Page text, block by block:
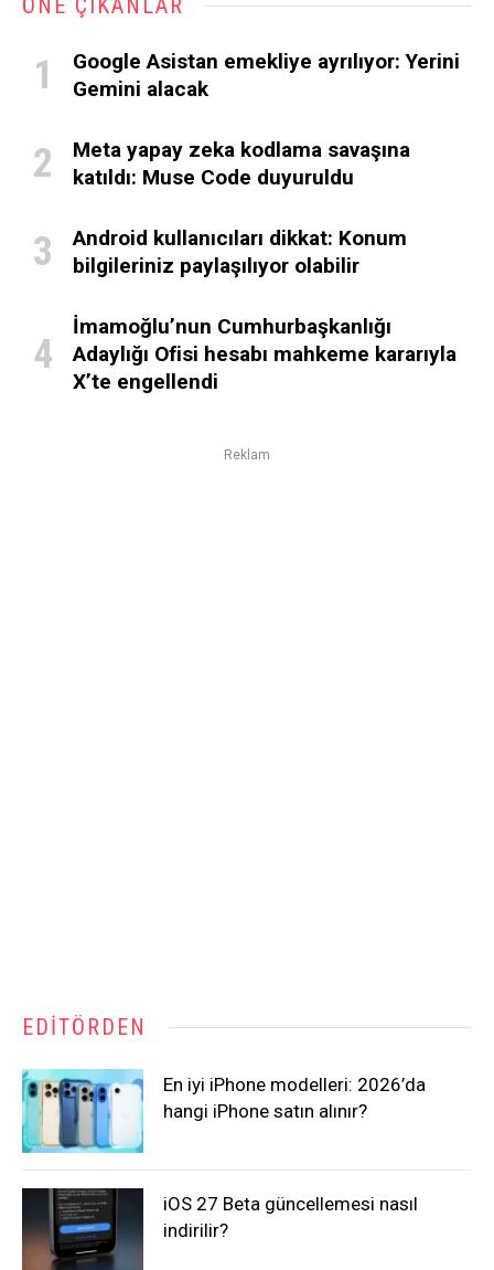
ÖNE ÇIKANLAR
Google Asistan emekliye ayrılıyor: Yerini
Gemini alacak
Meta yapay zeka kodlama savaşına
katıldı: Muse Code duyuruldu
Android kullanıcıları dikkat: Konum
bilgileriniz paylaşılıyor olabilir
İmamoğlu’nun Cumhurbaşkanlığı
Adaylığı Ofisi hesabı mahkeme kararıyla
X’te engellendi
Reklam
EDITÖRDEN
En iyi iPhone modelleri: 2026’da
hangi iPhone satın alınır?
iOS 27 Beta güncellemesi nasıl
indirilir?